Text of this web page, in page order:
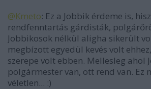
@Kmeto: Ez a Jobbik érdeme is,
rendfenntartás gárdisták,
Jobbikosok nélkül aligha sikerült
megbízott egyedül kevés volt
szerepe volt ebben. Mellesleg ahol
polgármester van, ott rend van. Ez
véletlen... :)